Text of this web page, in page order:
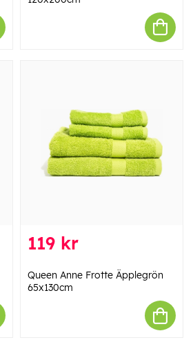
119 kr
Queen Anne Frotte Äpplegrön
65x130cm